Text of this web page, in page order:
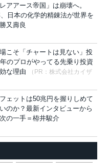
アアース帝国」は崩壊へ。
日本の化学的精錬法が世界を
又壽良
こそ「チャートは見ない」投
のプロがやってる先乗り投資
な理由
（PR：株式会社カイザ
ェットは50兆円を握りしめて
のか？最新インタビューから
の一手＝栫井駿介